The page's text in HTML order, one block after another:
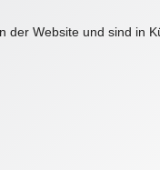
Website und sind in